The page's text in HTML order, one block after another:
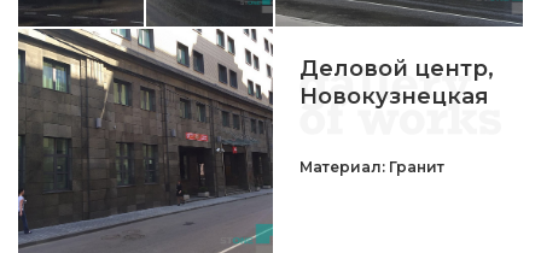
Деловой центр,
Новокузнецкая
Материал: Гранит